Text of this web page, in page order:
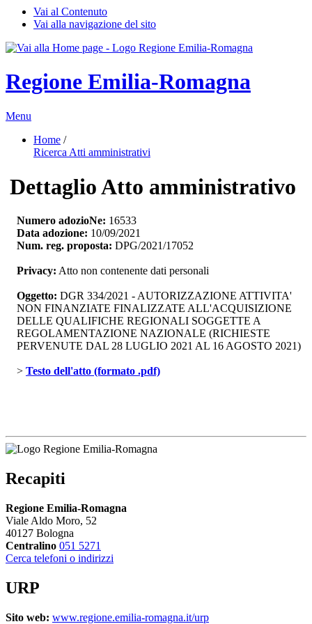
Vai al Contenuto
Vai alla navigazione del sito
Regione Emilia-Romagna
Menu
Home /
Ricerca Atti amministrativi
Dettaglio Atto amministrativo
Numero adozioNe: 16533
Data adozione: 10/09/2021
Num. reg. proposta: DPG/2021/17052
Privacy: Atto non contenente dati personali
Oggetto: DGR 334/2021 - AUTORIZZAZIONE ATTIVITA'
NON FINANZIATE FINALIZZATE ALL'ACQUISIZIONE
DELLE QUALIFICHE REGIONALI SOGGETTE A
REGOLAMENTAZIONE NAZIONALE (RICHIESTE
PERVENUTE DAL 28 LUGLIO 2021 AL 16 AGOSTO 2021)
> Testo dell'atto (formato .pdf)
Recapiti
Regione Emilia-Romagna
Viale Aldo Moro, 52
40127 Bologna
Centralino 051 5271
Cerca telefoni o indirizzi
URP
Sito web: www.regione.emilia-romagna.it/urp